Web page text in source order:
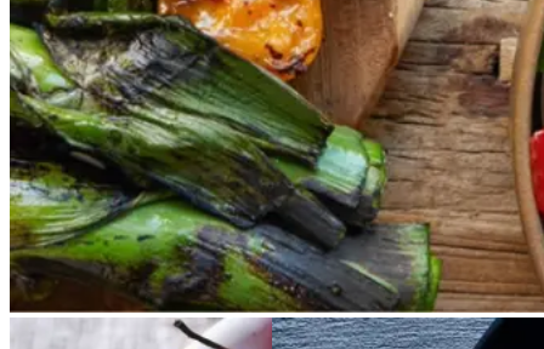
Catalonien spises den til såkaldte
calcots, der er små porrelignende
løg. Dem griller man helt sorte, så
fjerner man den yderste skal og
dypper det fløjlsbløde løg i
saucen. Calcots er svære at
opdrive på disse kanter, men små
nye porrer kan bruges.